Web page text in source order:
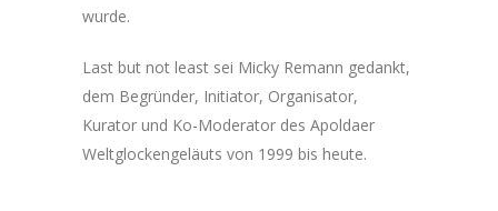
wurde.
Last but not least sei Micky Remann gedankt,
dem Begründer, Initiator, Organisator,
Kurator und Ko-Moderator des Apoldaer
Weltglockengeläuts von 1999 bis heute.